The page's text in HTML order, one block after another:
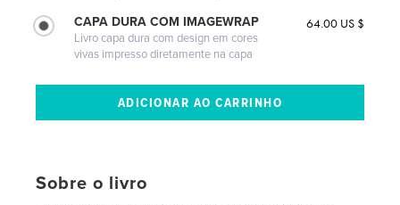
CAPA DURA COM IMAGEWRAP
Livro capa dura com design em cores
vivas impresso diretamente na capa
64.00 US $
Sobre o livro